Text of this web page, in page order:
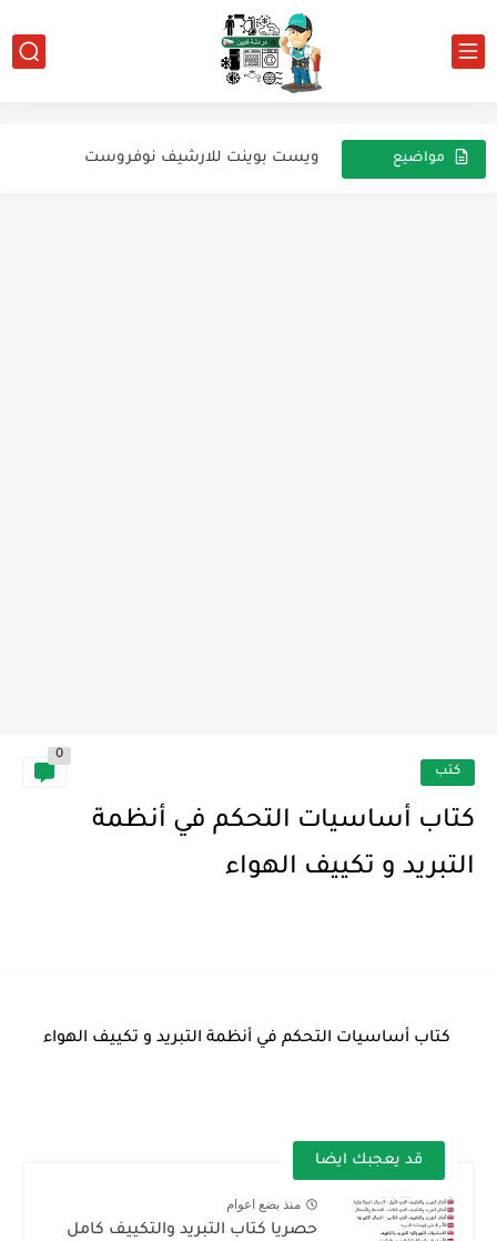
مواضيع ويست بوينت للارشيف نوفروست
كتب
0
كتاب أساسيات التحكم في أنظمة
التبريد و تكييف الهواء
كتاب أساسيات التحكم في أنظمة التبريد و تكييف الهواء
قد يعجبك ايضا
منذ بضع اعوام
حصريا كتاب التبريد والتكييف كامل